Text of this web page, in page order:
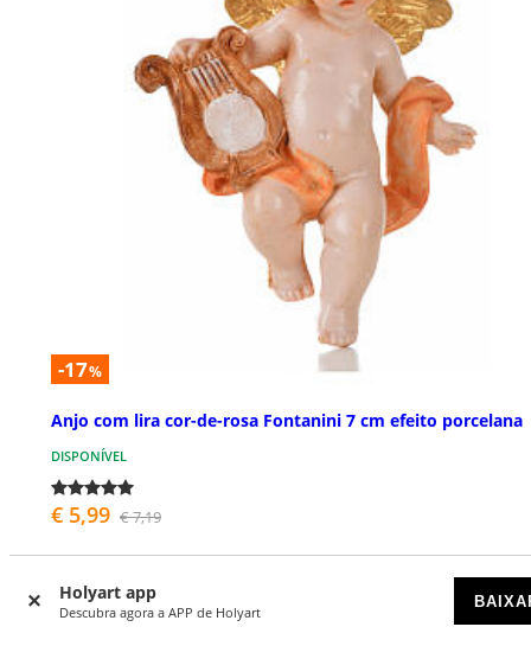
Holyart app
Descubra agora a APP de Holyart
-17%
Anjo com lira cor-de-rosa Fontanini 7 cm efeito porcelana
DISPONÍVEL
€ 5,99 € 7,19